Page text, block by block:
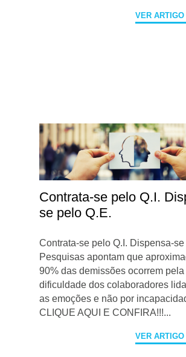
VER
Contrata-se pelo Q.I.
se pelo Q.E.
Contrata-se pelo Q.I. Dispensa-se
Pesquisas apontam que
90% das demissões ocorrem pela
dificuldade dos colaboradores
as emoções e não por
CLIQUE AQUI E CONFIRA!!!...
VER